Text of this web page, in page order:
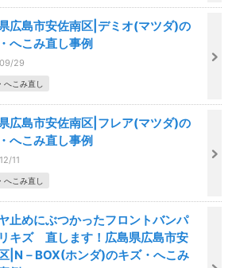
広島市安佐南区|デミオ(マツダ)の
へこみ直し事例
29
へこみ直し
広島市安佐南区|フレア(マツダ)の
へこみ直し事例
11
へこみ直し
止めにぶつかったフロントバンパ
キズ 直します！広島県広島市安
|N－BOX(ホンダ)のキズ・へこみ